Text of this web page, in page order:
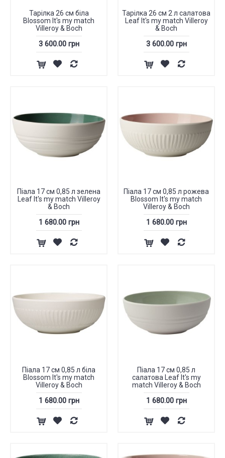
Тарілка 26 см біла
Blossom It's my match
Villeroy & Boch
3 600.00 грн
Тарілка 26 см 2 л салатова
Leaf It's my match Villeroy
& Boch
3 600.00 грн
Піала 17 см 0,85 л зелена
Leaf It's my match Villeroy
& Boch
1 680.00 грн
Піала 17 см 0,85 л рожева
Blossom It's my match
Villeroy & Boch
1 680.00 грн
Піала 17 см 0,85 л біла
Blossom It's my match
Villeroy & Boch
1 680.00 грн
Піала 17 см 0,85 л
салатова Leaf It's my
match Villeroy & Boch
1 680.00 грн